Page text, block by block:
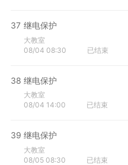
37 继电保护
大教室
08/04 08:30
已结束
38 继电保护
大教室
08/04 14:00
已结束
39 继电保护
大教室
08/05 08:30
已结束